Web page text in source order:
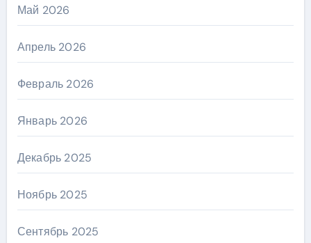
Май 2026
Апрель 2026
Февраль 2026
Январь 2026
Декабрь 2025
Ноябрь 2025
Сентябрь 2025